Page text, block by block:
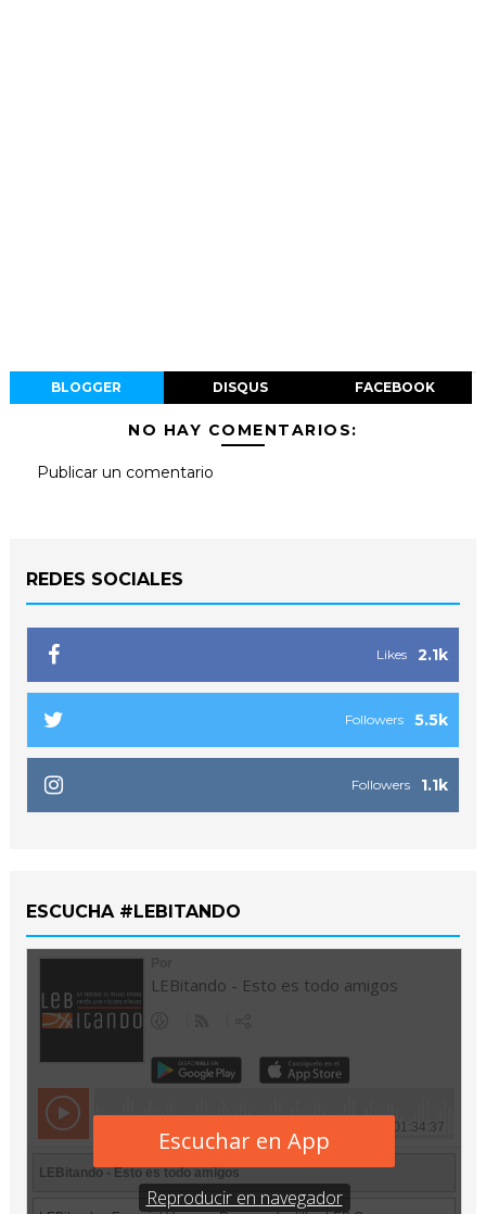
BLOGGER DISQUS FACEBOOK
NO HAY COMENTARIOS:
Publicar un comentario
REDES SOCIALES
2.1k
Likes
5.5k
Followers
1.1k
Followers
ESCUCHA #LEBITANDO